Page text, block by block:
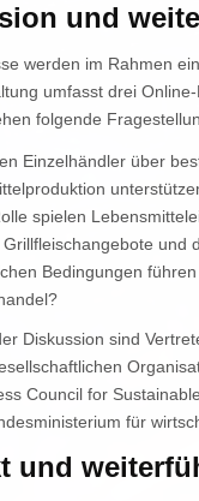
und
werden im Rahmen
umfasst drei
folgende
Einzelhändler über
spielen
und
Bedingungen
Diskussion sind
Council for
für
und